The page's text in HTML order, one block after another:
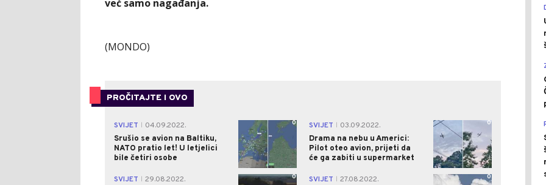
već samo nagađanja.
(MONDO)
PROČITAJTE I OVO
SVIJET
04.09.2022.
Srušio se avion na Baltiku,
NATO pratio let! U letjelici
bile četiri osobe
0 SVIJET
03.09.2022.
Drama na nebu u Americi:
Pilot oteo avion, prijeti da
će ga zabiti u supermarket
0
SVIJET
29.08.2022.
0 SVIJET
27.08.2022.
0